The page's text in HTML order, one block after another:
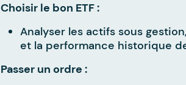
Choisir le bon ETF :
Analyser les actifs sous
et la performance historique de
Passer un ordre :